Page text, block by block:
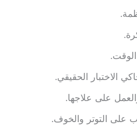
الاختبار الحقيقي.
على علاجها.
على التوتر والخوف.